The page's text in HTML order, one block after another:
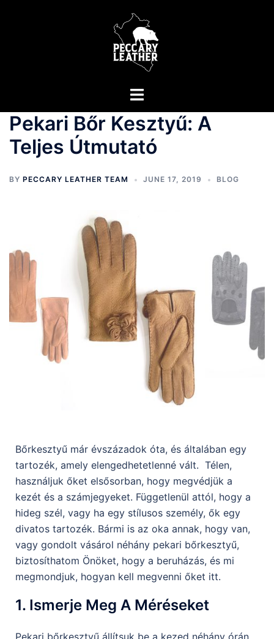
Pekari Bőr Kesztyű: A
Teljes Útmutató
BY PECCARY LEATHER TEAM JUNE 17, 2019 BLOG
Bőrkesztyű már évszázadok óta, és általában egy
tartozék, amely elengedhetetlenné vált. Télen,
használjuk őket elsősorban, hogy megvédjük a
kezét és a számjegyeket. Függetlenül attól, hogy a
hideg szél, vagy ha egy stílusos személy, ők egy
divatos tartozék. Bármi is az oka annak, hogy van,
vagy gondolt vásárol néhány pekari bőrkesztyű,
biztosíthatom Önöket, hogy a beruházás, és mi
megmondjuk, hogyan kell megvenni őket itt.
1. Ismerje Meg A Méréseket
Pekari bőrkesztyű állítsuk be a kezed néhány órán